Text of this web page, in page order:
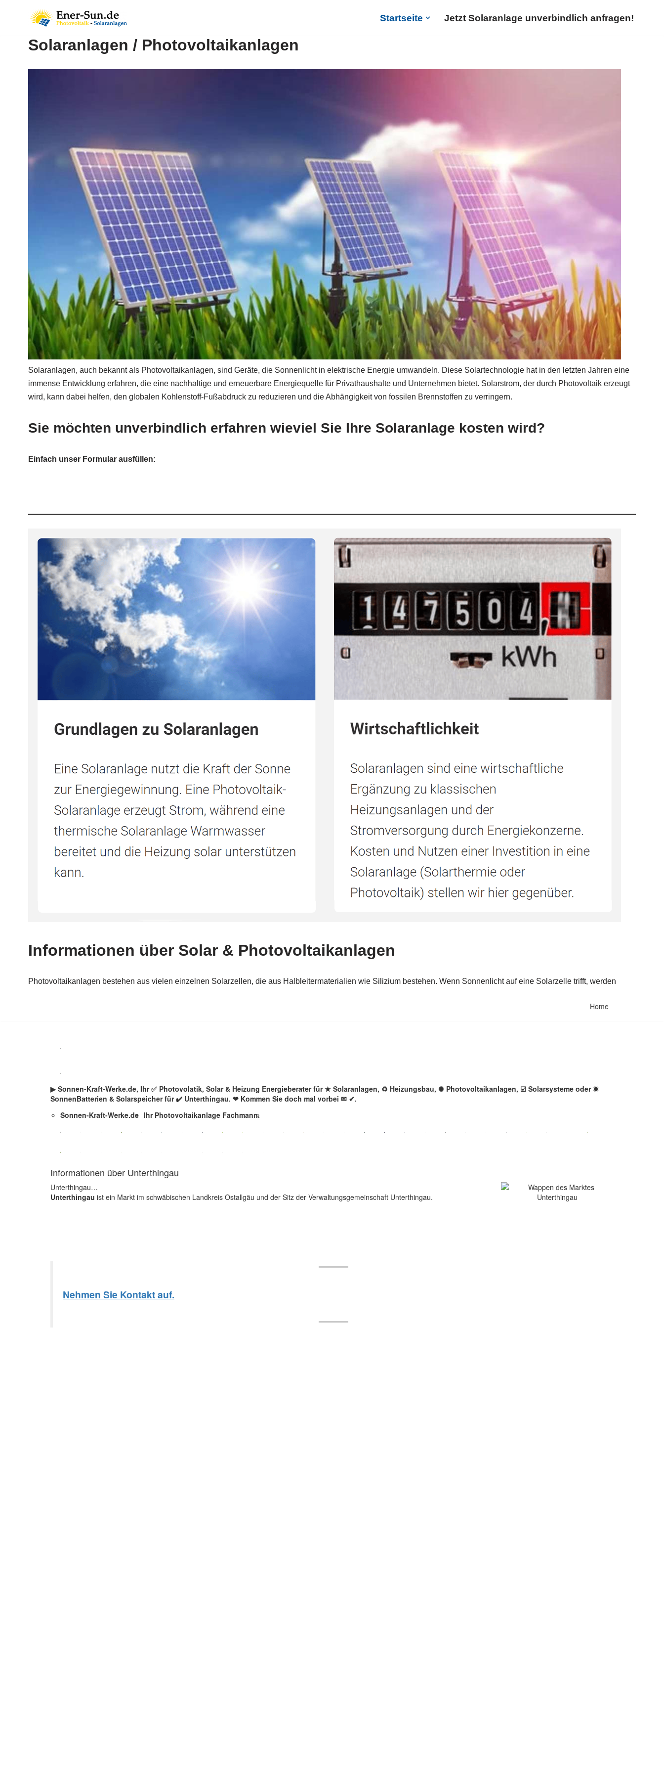
Home
▶︎ Sonnen-Kraft-Werke.de, Ihr ✅ Photovolatik, Solar & Heizung Energieberater für ★ Solaranlagen, ♻ Heizungsbau, ✺ Photovoltaikanlagen, ☑️ Solarsysteme oder ✹
SonnenBatterien & Solarspeicher für ✔️ Unterthingau. ❤ Kommen Sie doch mal vorbei ✉ ✔.
Sonnen-Kraft-Werke.de Ihr Photovoltaikanlage Fachmann.
Informationen über Unterthingau
Unterthingau…
Unterthingau ist ein Markt im schwäbischen Landkreis Ostallgäu und der Sitz der Verwaltungsgemeinschaft Unterthingau.
Nehmen Sie Kontakt auf.